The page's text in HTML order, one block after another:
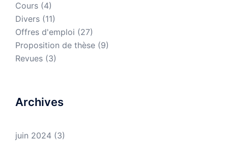
Cours (4)
Divers (11)
Offres d'emploi (27)
Proposition de thèse (9)
Revues (3)
Archives
juin 2024 (3)